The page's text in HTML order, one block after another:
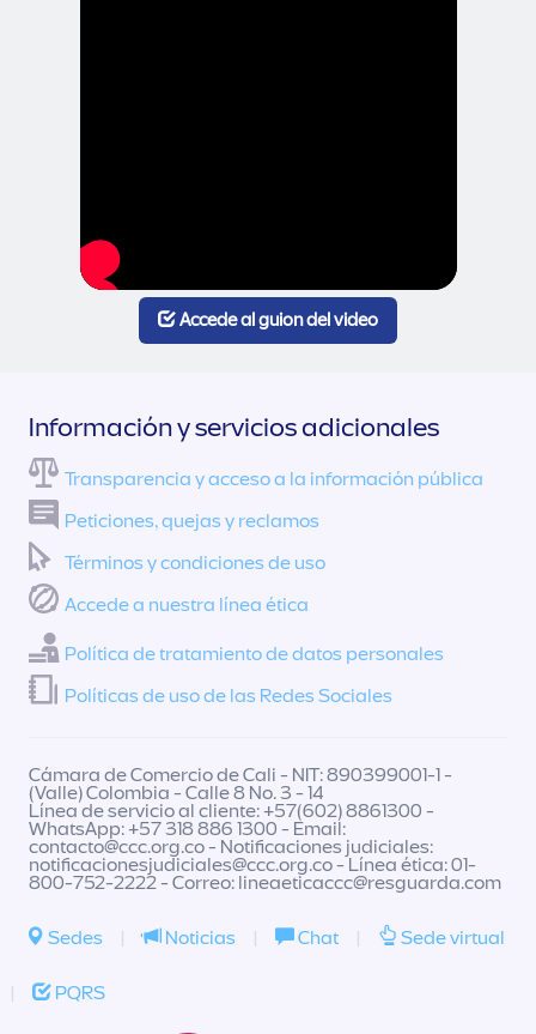
Accede al guion del video
Información y servicios adicionales
Transparencia y acceso a la información pública
Peticiones, quejas y reclamos
Términos y condiciones de uso
Accede a nuestra línea ética
Política de tratamiento de datos personales
Políticas de uso de las Redes Sociales
Cámara de Comercio de Cali - NIT: 890399001-1 -
(Valle) Colombia - Calle 8 No. 3 - 14
Línea de servicio al cliente: +57(602) 8861300 -
WhatsApp: +57 318 886 1300 - Email:
contacto@ccc.org.co- Notificaciones judiciales:
notificacionesjudiciales@ccc.org.co- Línea ética: 01-
800-752-2222 - Correo: lineaeticaccc@resguarda.com
Sedes | Noticias | Chat | Sede virtual
| PQRS